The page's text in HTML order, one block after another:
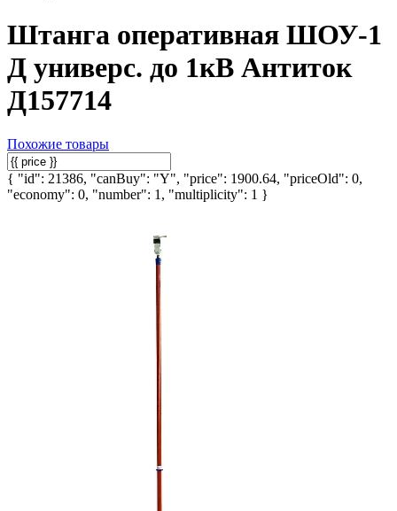
Штанга оперативная ШОУ-1
Д универс. до 1кВ Антиток
Д157714
Похожие товары
{ "id": 21386, "canBuy": "Y", "price": 1900.64, "priceOld": 0,
"economy": 0, "number": 1, "multiplicity": 1 }